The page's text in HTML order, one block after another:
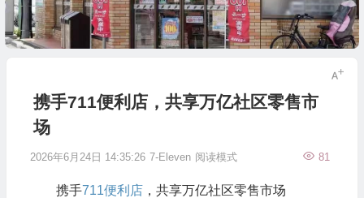
携手711便利店，共享万亿社区零售市
场
2026年6月24日 14:35:26 7-Eleven 81
阅读模式
携手711便利店，共享万亿社区零售市场